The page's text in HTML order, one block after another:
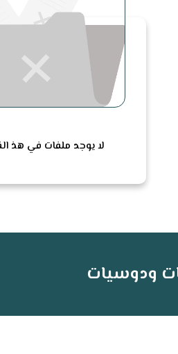
لا يوجد ملفات في هذ
ودوسيات